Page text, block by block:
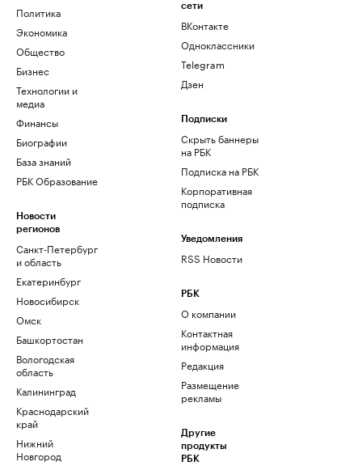
Политика
Экономика
Общество
Бизнес
Технологии и
медиа
Финансы
Биографии
База знаний
РБК Образование
Новости
регионов
Санкт-Петербург
и область
Екатеринбург
Новосибирск
Омск
Башкортостан
Вологодская
область
Калининград
Краснодарский
край
Нижний
Новгород
сети
ВКонтакте
Одноклассники
Telegram
Дзен
Подписки
Скрыть баннеры
на РБК
Подписка на РБК
Корпоративная
подписка
Уведомления
RSS Новости
РБК
О компании
Контактная
информация
Редакция
Размещение
рекламы
Другие
продукты
РБК